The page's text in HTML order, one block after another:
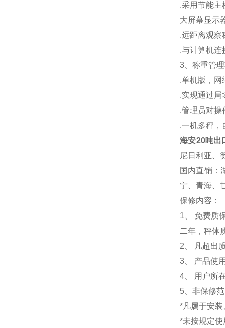
.采用节能主
大屏幕显示
.远距离观察
.与计算机连
3 、称重管
.单机版，网
.实现通过局
.管理员对操
.一机多秤，
海安20吨出
尼日利亚、
国内直销：
宁、青海、
保修内容：
1 、 免费
二年，秤体
2、 凡超出
3、 产品使
4、 用户所
5、非保修
*凡属于安
*未按规定